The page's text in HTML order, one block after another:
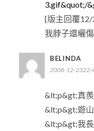
3.gif&quot;/
[版主回覆12/
我脖子還曬
BELINDA
2008-12-
&lt;p&gt;真
&lt;p&gt;遊
&lt;p&gt;我